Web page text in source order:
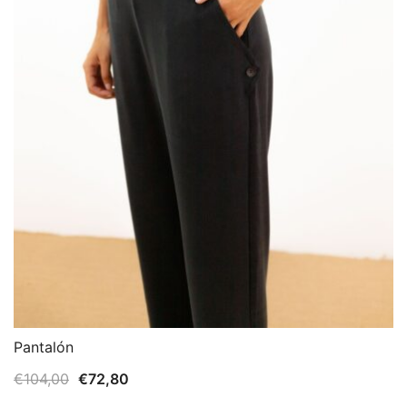
Pantalón
€104,00 El
€72,80